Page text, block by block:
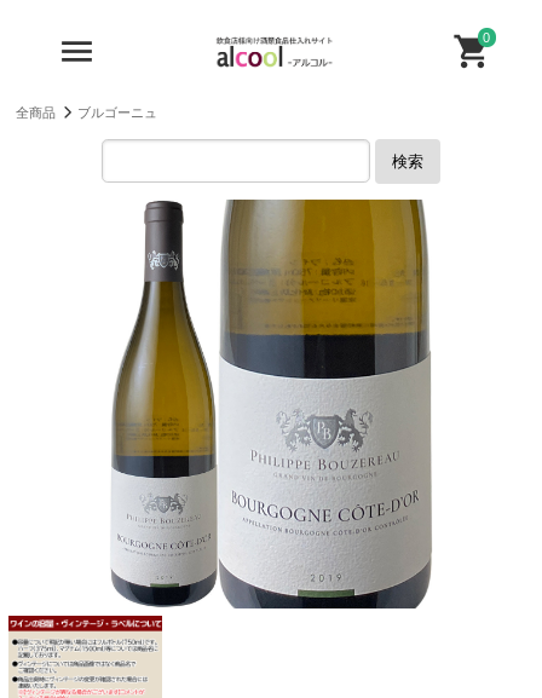
0
全商品 ブルゴーニュ
検索